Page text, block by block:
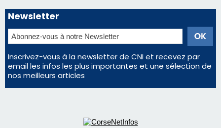
Éclipse du 12 août : Où s'installer en Corse pour
profiter pleinement du spectacle ?
En Corse, un début de saison marqué par une
consommation en recul dans les restaurants
La gendarmerie alerte les restaurateurs corses
face à une nouvelle escroquerie au faux vendeur de